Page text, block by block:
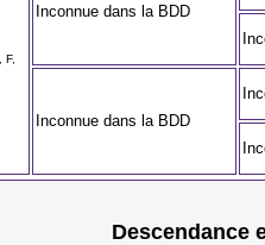
, F,
Inconnue dans la BDD
Inconnue dans la BDD
Descendance